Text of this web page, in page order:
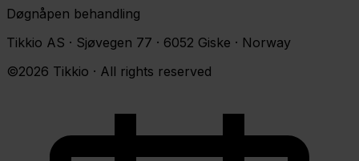
Døgnåpen behandling
Tikkio AS · Sjøvegen 77 · 6052 Giske · Norway
©2026 Tikkio · All rights reserved